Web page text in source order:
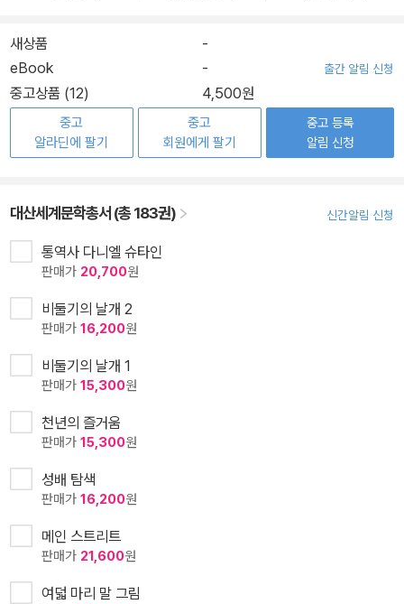
새상품
-
eBook
- 출간 알림 신청
중고상품 (12) 4,500원
중고
알라딘에 팔기
중고
회원에게 팔기
중고 등록
알림 신청
대산세계문학총서 (총 183권) 신간알림 신청
통역사 다니엘 슈타인
판매가 20,700원
비둘기의 날개 2
판매가 16,200원
비둘기의 날개 1
판매가 15,300원
천년의 즐거움
판매가 15,300원
성배 탐색
판매가 16,200원
메인 스트리트
판매가 21,600원
여덟 마리 말 그림